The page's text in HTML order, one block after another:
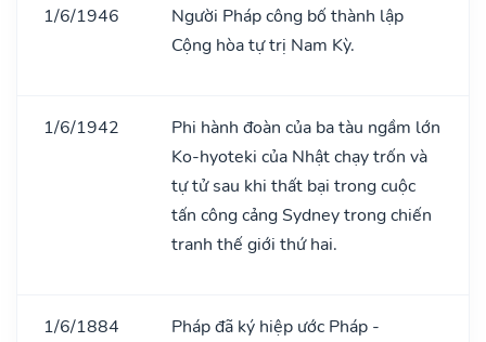
1/6/1946
Người Pháp công bố thành lập
Cộng hòa tự trị Nam Kỳ.
1/6/1942
Phi hành đoàn của ba tàu ngầm lớn
Ko-hyoteki của Nhật chạy trốn và
tự tử sau khi thất bại trong cuộc
tấn công cảng Sydney trong chiến
tranh thế giới thứ hai.
1/6/1884
Pháp đã ký hiệp ước Pháp -